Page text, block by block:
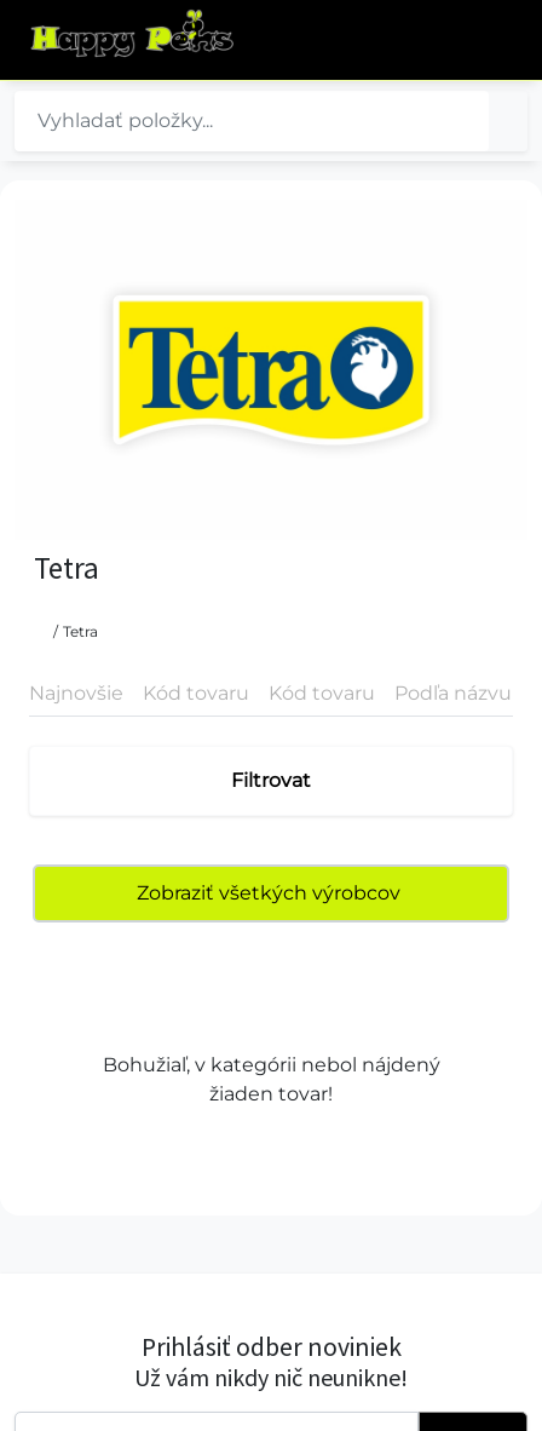
Tetra
/ Tetra
Najnovšie Kód tovaru Kód tovaru Podľa názvu
Filtrovat
Zobraziť všetkých výrobcov
Bohužiaľ, v kategórii nebol nájdený
žiaden tovar!
Prihlásiť odber noviniek
Už vám nikdy nič neunikne!